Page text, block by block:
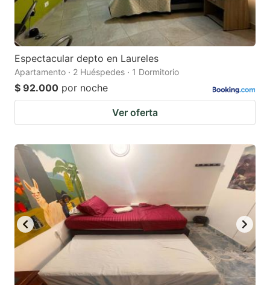
Espectacular depto en Laureles
Apartamento · 2 Huéspedes · 1 Dormitorio
$ 92.000 por noche
Ver oferta